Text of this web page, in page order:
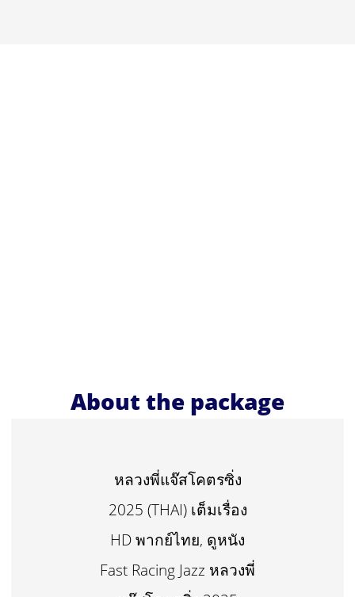
About the package
หลวงพี่แจ๊สโคตรซิ่ง
2025 (THAI) เต็มเรื่อง
HD พากย์ไทย, ดูหนัง
Fast Racing Jazz หลวงพี่